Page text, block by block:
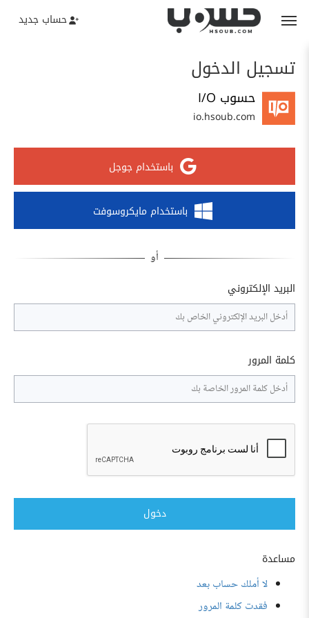
حساب جديد
تسجيل الدخول
حسوب I/O
io.hsoub.com
باستخدام جوجل
باستخدام مايكروسوفت
البريد الإلكتروني
كلمة المرور
دخول
مساعدة
لا أملك حساب بعد
فقدت كلمة المرور